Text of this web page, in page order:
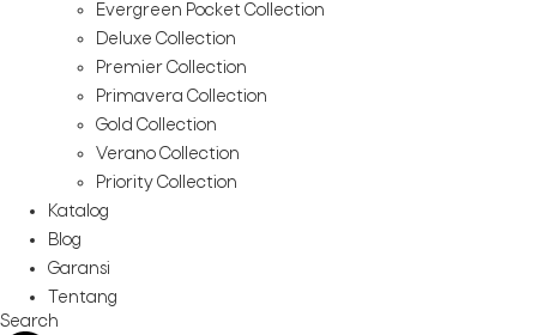
Evergreen Pocket Collection
Deluxe Collection
Premier Collection
Primavera Collection
Gold Collection
Verano Collection
Priority Collection
Katalog
Blog
Garansi
Tentang
Search